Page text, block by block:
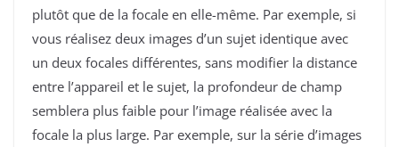
plutôt que de la focale en elle-même. Par exemple, si
vous réalisez deux images d’un sujet identique avec
un deux focales différentes, sans modifier la distance
entre l’appareil et le sujet, la profondeur de champ
semblera plus faible pour l’image réalisée avec la
focale la plus large. Par exemple, sur la série d’images